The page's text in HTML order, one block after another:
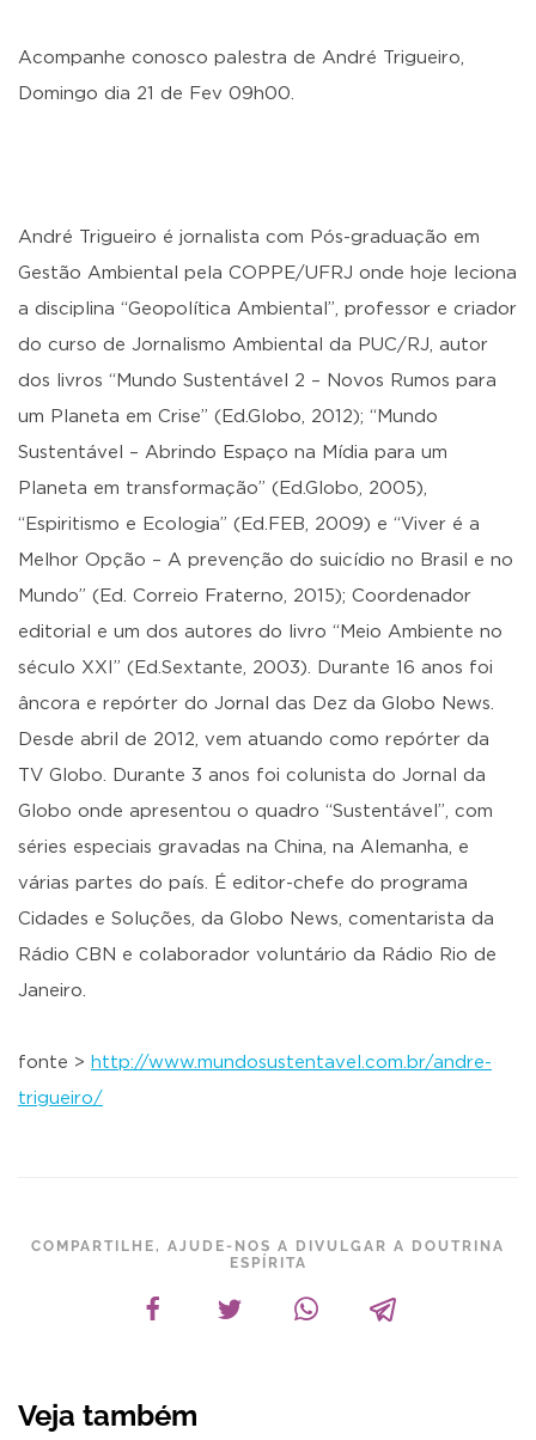
Acompanhe conosco palestra de André Trigueiro,
Domingo dia 21 de Fev 09h00.
André Trigueiro é jornalista com Pós-graduação em
Gestão Ambiental pela COPPE/UFRJ onde hoje leciona
a disciplina “Geopolítica Ambiental”, professor e criador
do curso de Jornalismo Ambiental da PUC/RJ, autor
dos livros “Mundo Sustentável 2 – Novos Rumos para
um Planeta em Crise” (Ed.Globo, 2012); “Mundo
Sustentável – Abrindo Espaço na Mídia para um
Planeta em transformação” (Ed.Globo, 2005),
“Espiritismo e Ecologia” (Ed.FEB, 2009) e “Viver é a
Melhor Opção – A prevenção do suicídio no Brasil e no
Mundo” (Ed. Correio Fraterno, 2015); Coordenador
editorial e um dos autores do livro “Meio Ambiente no
século XXI” (Ed.Sextante, 2003). Durante 16 anos foi
âncora e repórter do Jornal das Dez da Globo News.
Desde abril de 2012, vem atuando como repórter da
TV Globo. Durante 3 anos foi colunista do Jornal da
Globo onde apresentou o quadro “Sustentável”, com
séries especiais gravadas na China, na Alemanha, e
várias partes do país. É editor-chefe do programa
Cidades e Soluções, da Globo News, comentarista da
Rádio CBN e colaborador voluntário da Rádio Rio de
Janeiro.
fonte > http://www.mundosustentavel.com.br/andre-
trigueiro/
COMPARTILHE, AJUDE-NOS A DIVULGAR A DOUTRINA
ESPÍRITA
Veja também